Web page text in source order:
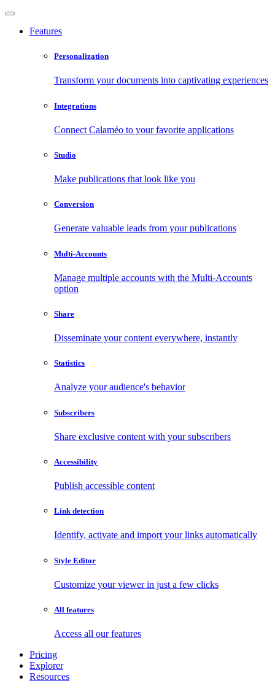
Features
Personalization
Transform your documents into captivating experiences
Integrations
Connect Calaméo to your favorite applications
Studio
Make publications that look like you
Conversion
Generate valuable leads from your publications
Multi-Accounts
Manage multiple accounts with the Multi-Accounts
option
Share
Disseminate your content everywhere, instantly
Statistics
Analyze your audience's behavior
Subscribers
Share exclusive content with your subscribers
Accessibility
Publish accessible content
Link detection
Identify, activate and import your links automatically
Style Editor
Customize your viewer in just a few clicks
All features
Access all our features
Pricing
Explorer
Resources